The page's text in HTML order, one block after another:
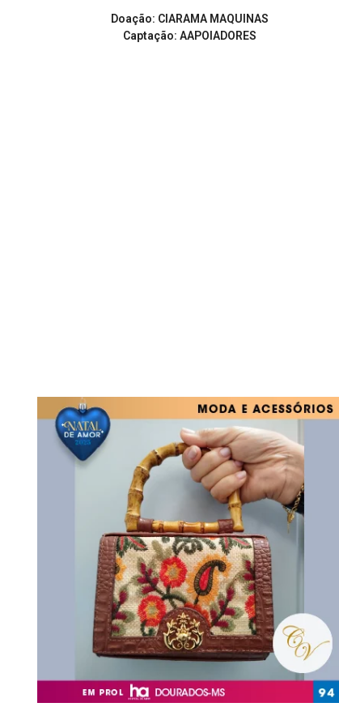
Doação: CIARAMA MAQUINAS
Captação: AAPOIADORES